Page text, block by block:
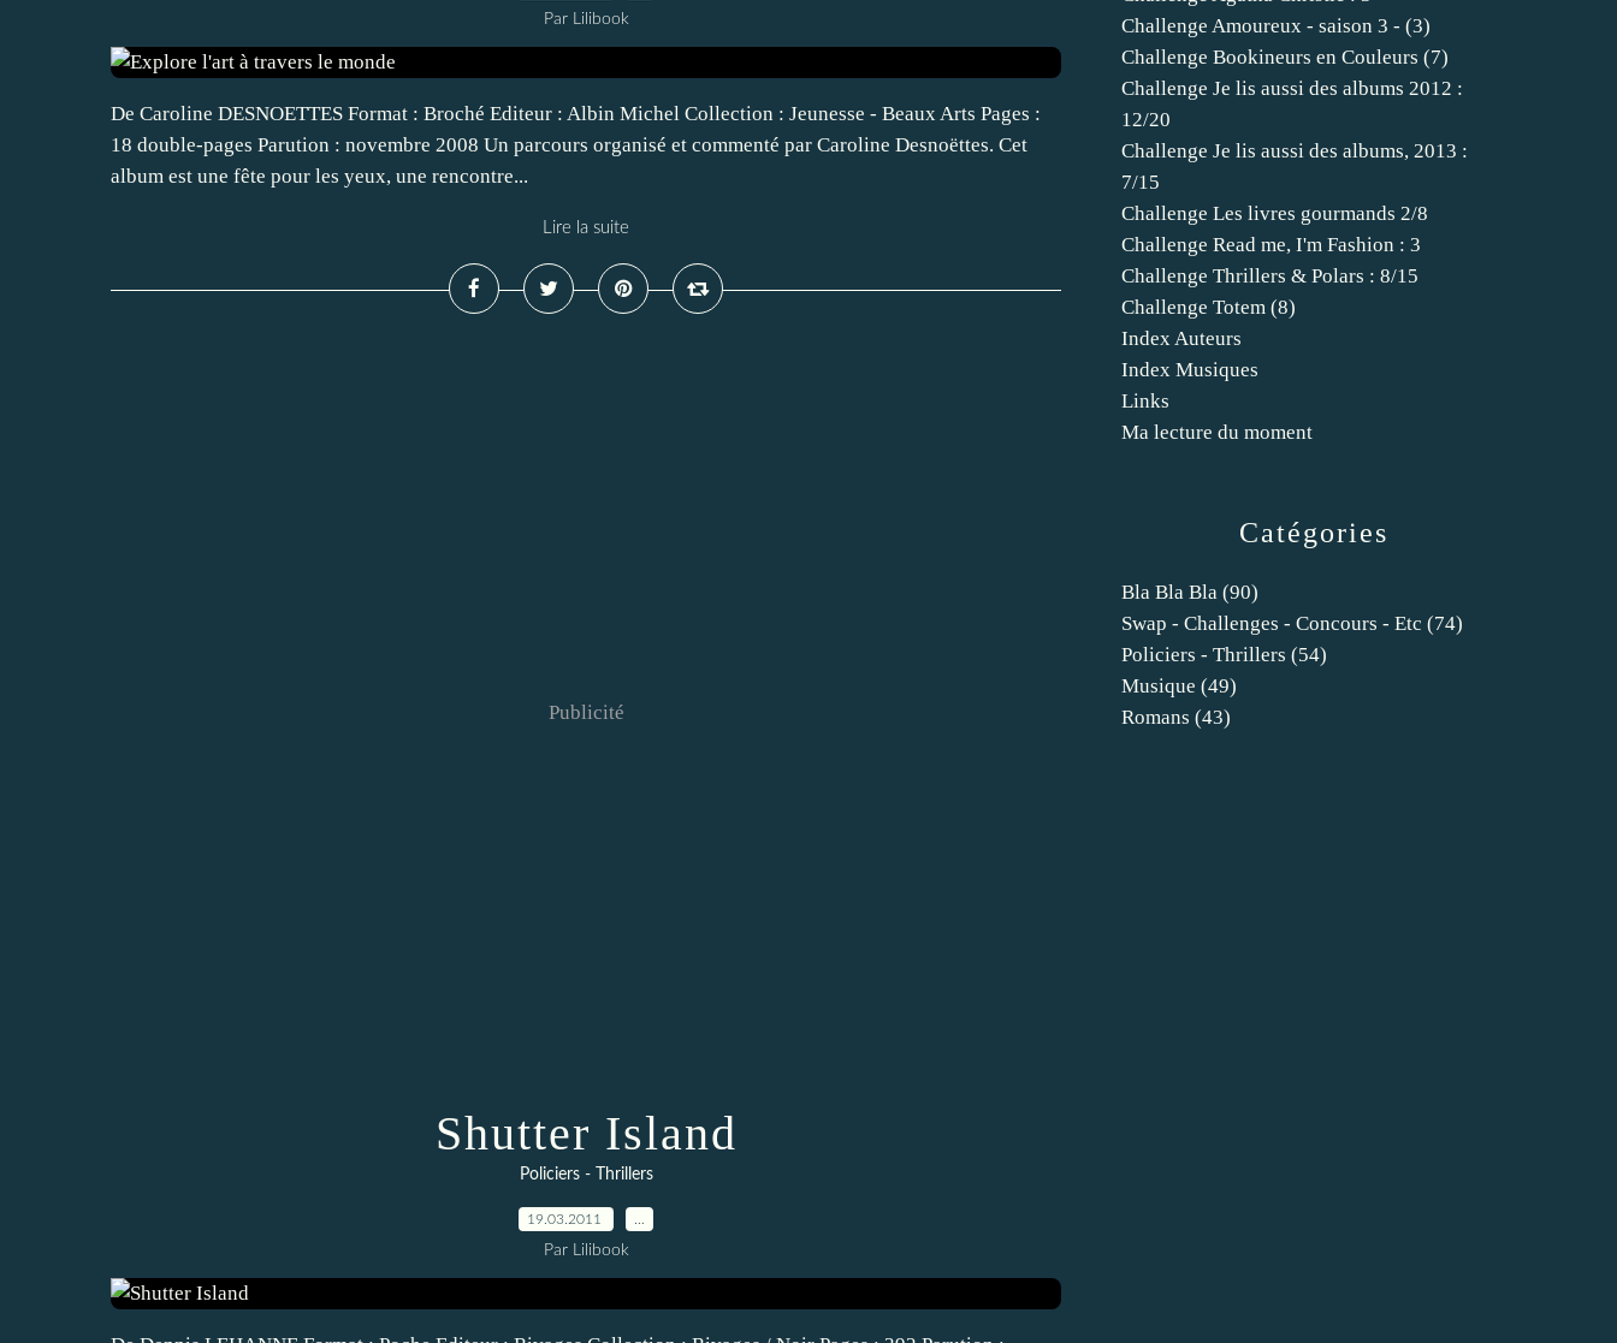
Par Lilibook
De Caroline DESNOETTES Format : Broché Editeur : Albin Michel Collection : Jeunesse - Beaux Arts Pages :
18 double-pages Parution : novembre 2008 Un parcours organisé et commenté par Caroline Desnoëttes. Cet
album est une fête pour les yeux, une rencontre...
Lire la suite
Publicité
Shutter Island
Policiers - Thrillers
19.03.2011
Par Lilibook
Catégories
Bla Bla Bla (90)
Swap - Challenges - Concours - Etc (74)
Policiers - Thrillers (54)
Musique (49)
Romans (43)
Challenge Amoureux - saison 3 - (3)
Challenge Bookineurs en Couleurs (7)
Challenge Je lis aussi des albums 2012 :
12/20
Challenge Je lis aussi des albums, 2013 :
7/15
Challenge Les livres gourmands 2/8
Challenge Read me, I'm Fashion : 3
Challenge Thrillers & Polars : 8/15
Challenge Totem (8)
Index Auteurs
Index Musiques
Links
Ma lecture du moment